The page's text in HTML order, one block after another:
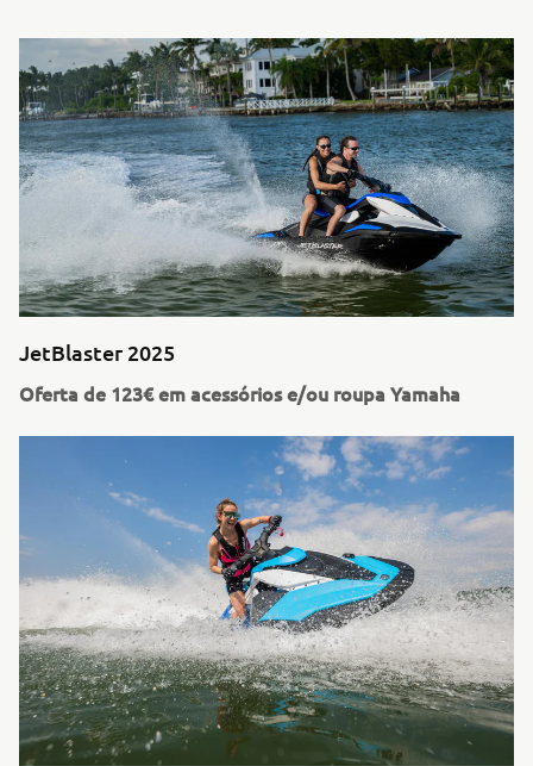
JetBlaster 2025
Oferta de 123€ em acessórios e/ou roupa Yamaha